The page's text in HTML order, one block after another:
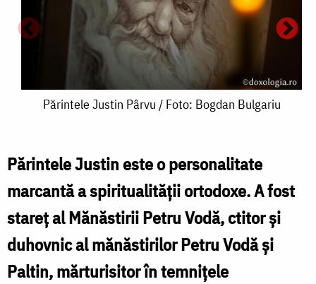
Părintele
Pârvu
/
Foto:
Bogdan
Bulgariu
Părintele Justin Pârvu / Foto: Bogdan Bulgariu
Părintele Justin este o personalitate
marcantă a spiritualității ortodoxe. A fost
stareț al Mănăstirii Petru Vodă, ctitor și
duhovnic al mănăstirilor Petru Vodă și
Paltin, mărturisitor în temnițele